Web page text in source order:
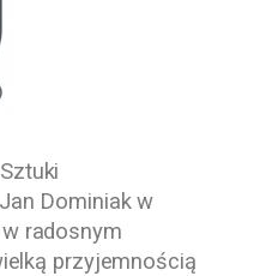
Dominiak w
radosnym
przyjemnością